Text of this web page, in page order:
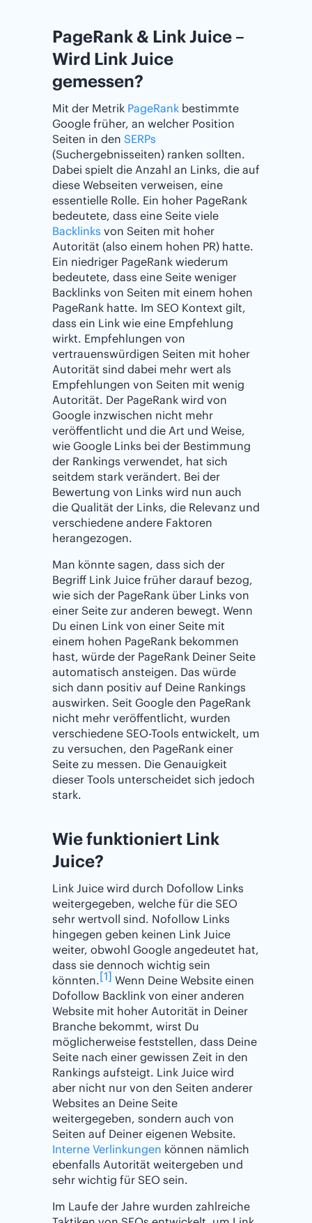
PageRank & Link Juice –
Wird Link Juice
gemessen?
Mit der Metrik PageRank bestimmte
Google früher, an welcher Position
Seiten in den SERPs
(Suchergebnisseiten) ranken sollten.
Dabei spielt die Anzahl an Links, die auf
diese Webseiten verweisen, eine
essentielle Rolle. Ein hoher PageRank
bedeutete, dass eine Seite viele
Backlinks von Seiten mit hoher
Autorität (also einem hohen PR) hatte.
Ein niedriger PageRank wiederum
bedeutete, dass eine Seite weniger
Backlinks von Seiten mit einem hohen
PageRank hatte. Im SEO Kontext gilt,
dass ein Link wie eine Empfehlung
wirkt. Empfehlungen von
vertrauenswürdigen Seiten mit hoher
Autorität sind dabei mehr wert als
Empfehlungen von Seiten mit wenig
Autorität. Der PageRank wird von
Google inzwischen nicht mehr
veröffentlicht und die Art und Weise,
wie Google Links bei der Bestimmung
der Rankings verwendet, hat sich
seitdem stark verändert. Bei der
Bewertung von Links wird nun auch
die Qualität der Links, die Relevanz und
verschiedene andere Faktoren
herangezogen.
Man könnte sagen, dass sich der
Begriff Link Juice früher darauf bezog,
wie sich der PageRank über Links von
einer Seite zur anderen bewegt. Wenn
Du einen Link von einer Seite mit
einem hohen PageRank bekommen
hast, würde der PageRank Deiner Seite
automatisch ansteigen. Das würde
sich dann positiv auf Deine Rankings
auswirken. Seit Google den PageRank
nicht mehr veröffentlicht, wurden
verschiedene SEO-Tools entwickelt, um
zu versuchen, den PageRank einer
Seite zu messen. Die Genauigkeit
dieser Tools unterscheidet sich jedoch
stark.
Wie funktioniert Link
Juice?
Link Juice wird durch Dofollow Links
weitergegeben, welche für die SEO
sehr wertvoll sind. Nofollow Links
hingegen geben keinen Link Juice
weiter, obwohl Google angedeutet hat,
dass sie dennoch wichtig sein
könnten.[1] Wenn Deine Website einen
Dofollow Backlink von einer anderen
Website mit hoher Autorität in Deiner
Branche bekommt, wirst Du
möglicherweise feststellen, dass Deine
Seite nach einer gewissen Zeit in den
Rankings aufsteigt. Link Juice wird
aber nicht nur von den Seiten anderer
Websites an Deine Seite
weitergegeben, sondern auch von
Seiten auf Deiner eigenen Website.
Interne Verlinkungen können nämlich
ebenfalls Autorität weitergeben und
sehr wichtig für SEO sein.
Im Laufe der Jahre wurden zahlreiche